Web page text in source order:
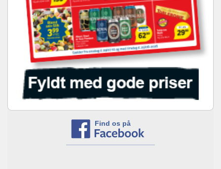
Find os på